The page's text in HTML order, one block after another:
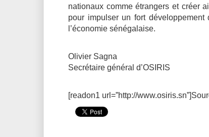
nationaux comme étrangers et créer
pour impulser un fort
l’économie sénégalaise.
Olivier Sagna
Secrétaire général d’OSIRIS
[readon1 url=”http://